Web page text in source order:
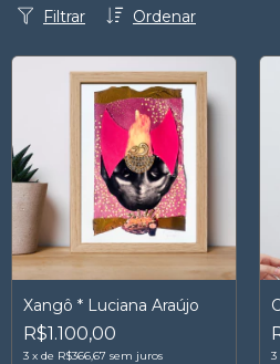
Ordenar
Filtrar
Xangô * Luciana Araújo
R$1.100,00
3 x de R$366,67 sem juros 3